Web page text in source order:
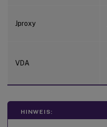
Jproxy
VDA
HINWEIS: